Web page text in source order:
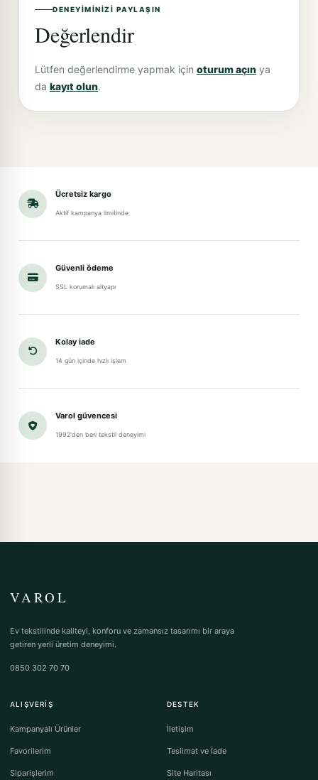
DENEYIMINIZI PAYLAŞIN
Değerlendir
Lütfen değerlendirme yapmak için oturum açın ya
da kayıt olun.
Ücretsiz kargo
Aktif kampanya limitinde
Güvenli ödeme
SSL korumalı altyapı
Kolay iade
14 gün içinde hızlı işlem
Varol güvencesi
1992'den beri tekstil deneyimi
VAROL
Ev tekstilinde kaliteyi, konforu ve zamansız tasarımı bir araya
getiren yerli üretim deneyimi.
0850 302 70 70
ALIŞVERIŞ
Kampanyalı Ürünler
Favorilerim
Siparişlerim
DESTEK
İletişim
Teslimat ve İade
Site Haritası